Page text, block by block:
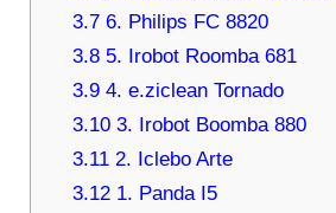
3.7 6. Philips FC 8820
3.8 5. Irobot Roomba 681
3.9 4. e.ziclean Tornado
3.10 3. Irobot Boomba 880
3.11 2. Iclebo Arte
3.12 1. Panda I5